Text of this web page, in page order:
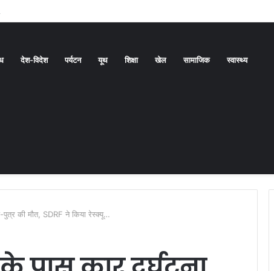
बनाने की दिशा में बड़ा कदम
देश-विदेश पर्यटन यूथ शिक्षा खेल सामाजिक स्वास्थ्य
पुत्र की मौत, SDRF ने किया रेस्क्यू…